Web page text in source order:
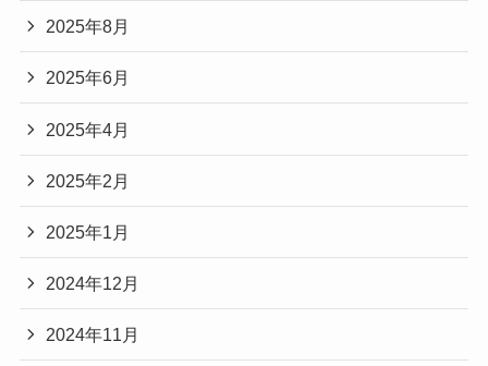
2025年8月
2025年6月
2025年4月
2025年2月
2025年1月
2024年12月
2024年11月